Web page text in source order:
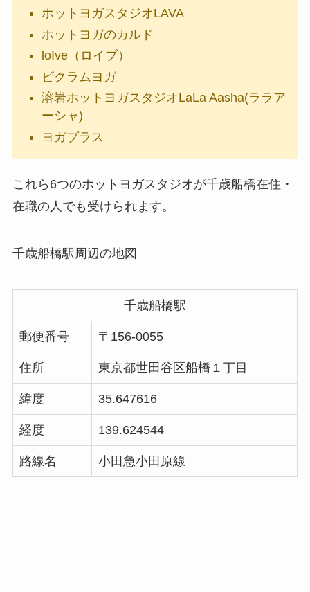
ホットヨガスタジオLAVA
ホットヨガのカルド
loIve（ロイブ）
ビクラムヨガ
溶岩ホットヨガスタジオLaLa Aasha(ララア
ーシャ)
ヨガプラス
これら6つのホットヨガスタジオが千歳船橋在住・
在職の人でも受けられます。
千歳船橋駅周辺の地図
千歳船橋駅
郵便番号 〒156-0055
住所 東京都世田谷区船橋１丁目
緯度 35.647616
経度 139.624544
路線名 小田急小田原線